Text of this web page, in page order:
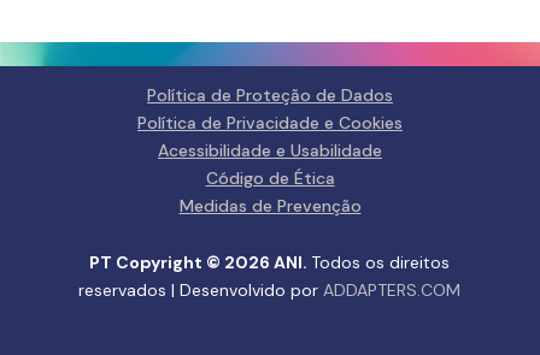
Aceitar
Política de Proteção de Dados
Política de Privacidade e Cookies
Acessibilidade e Usabilidade
Código de Ética
Medidas de Prevenção
PT Copyright © 2026 ANI. Todos os direitos
reservados | Desenvolvido porADDAPTERS.COM